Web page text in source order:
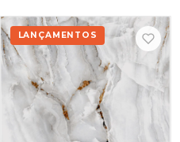
LANÇAMENTOS